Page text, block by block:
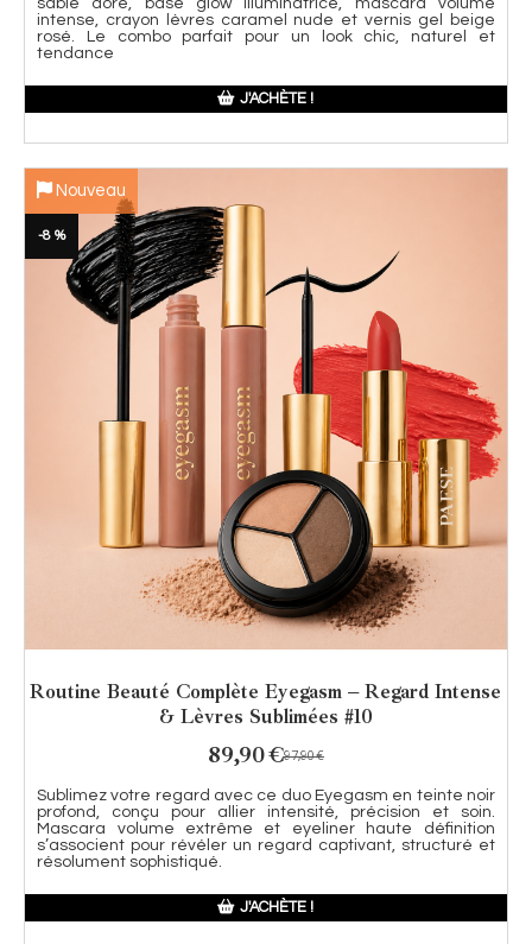
intense, crayon lèvres caramel nude et vernis gel beige
rosé. Le combo parfait pour un look chic, naturel et
tendance
J'ACHÈTE !
Nouveau
-8 %
Routine Beauté Complète Eyegasm – Regard Intense
& Lèvres Sublimées #10
89,90€97,90€
Sublimez votre regard avec ce duo Eyegasm en teinte noir
profond, conçu pour allier intensité, précision et soin.
Mascara volume extrême et eyeliner haute définition
s’associent pour révéler un regard captivant, structuré et
résolument sophistiqué.
J'ACHÈTE !